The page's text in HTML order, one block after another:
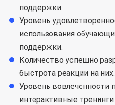
поддержки.
Уровень
использования
поддержки.
Количество успешно
быстрота реакции на них.
Уровень вовлеченности
интерактивные